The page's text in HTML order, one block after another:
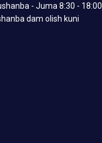
- Juma 8:30 - 18:00
dam olish kuni